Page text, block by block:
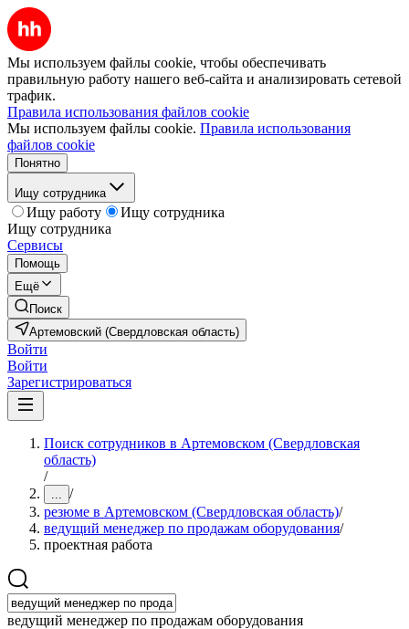
Мы используем файлы cookie, чтобы обеспечивать
правильную работу нашего веб-сайта и анализировать сетевой
трафик.
Правила использования файлов cookie
Мы используем файлы cookie. Правила использования
файлов cookie
Понятно
Ищу сотрудника
Ищу работу
Ищу сотрудника
Ищу сотрудника
Сервисы
Помощь
Ещё
Поиск
Артемовский (Свердловская область)
Войти
Войти
Зарегистрироваться
Поиск сотрудников в Артемовском (Свердловская
область)
/
... /
резюме в Артемовском (Свердловская область)/
ведущий менеджер по продажам оборудования/
проектная работа
ведущий менеджер по продажам оборудования